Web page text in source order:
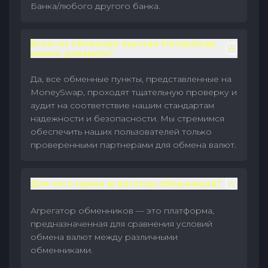
Банка/любого другого банка.
Всем ли обменным пунктам MoneySwap
можно доверять?
Да, все обменные пункты, представленные на
MoneySwap, проходят тщательную проверку и
аудит на соответствие нашим стандартам
надежности и безопасности. Мы стремимся
обеспечить наших пользователей только
проверенными партнерами для обмена валют.
Для чего нужен агрегатор обменников?
Агрегатор обменников — это платформа,
предназначенная для сравнения условий
обмена валют между различными
обменниками.